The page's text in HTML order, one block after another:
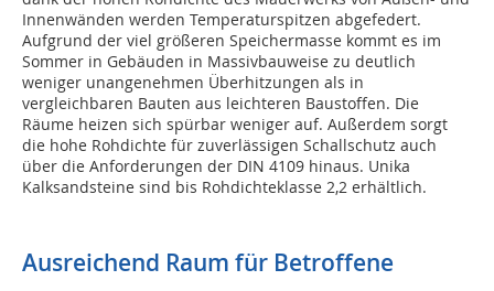
Innenwänden werden Temperaturspitzen abgefedert.
Aufgrund der viel größeren Speichermasse kommt es im
Sommer in Gebäuden in Massivbauweise zu deutlich
weniger unangenehmen Überhitzungen als in
vergleichbaren Bauten aus leichteren Baustoffen. Die
Räume heizen sich spürbar weniger auf. Außerdem sorgt
die hohe Rohdichte für zuverlässigen Schallschutz auch
über die Anforderungen der DIN 4109 hinaus. Unika
Kalksandsteine sind bis Rohdichteklasse 2,2 erhältlich.
Ausreichend Raum für Betroffene